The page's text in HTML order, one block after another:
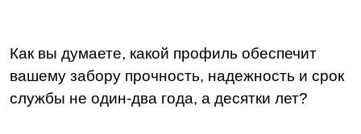
Как вы думаете, какой профиль обеспечит
вашему забору прочность, надежность и срок
службы не один-два года, а десятки лет?